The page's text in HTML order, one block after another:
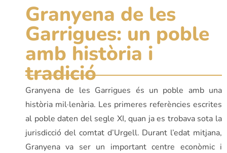
Granyena de les
Garrigues: un poble
amb història i
tradició
Granyena de les Garrigues és un poble amb una
història mil·lenària. Les primeres referències escrites
al poble daten del segle XI, quan ja es trobava sota la
jurisdicció del comtat d’Urgell. Durant l’edat mitjana,
Granyena va ser un important centre econòmic i